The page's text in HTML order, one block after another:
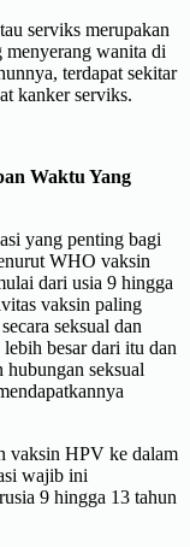
serviks merupakan
menyerang wanita di
terdapat sekitar
kanker serviks.
Waktu Yang
yang penting bagi
WHO vaksin
dari usia 9 hingga
vaksin paling
seksual dan
besar dari itu dan
hubungan seksual
vaksin HPV ke dalam
wajib ini
9 hingga 13 tahun